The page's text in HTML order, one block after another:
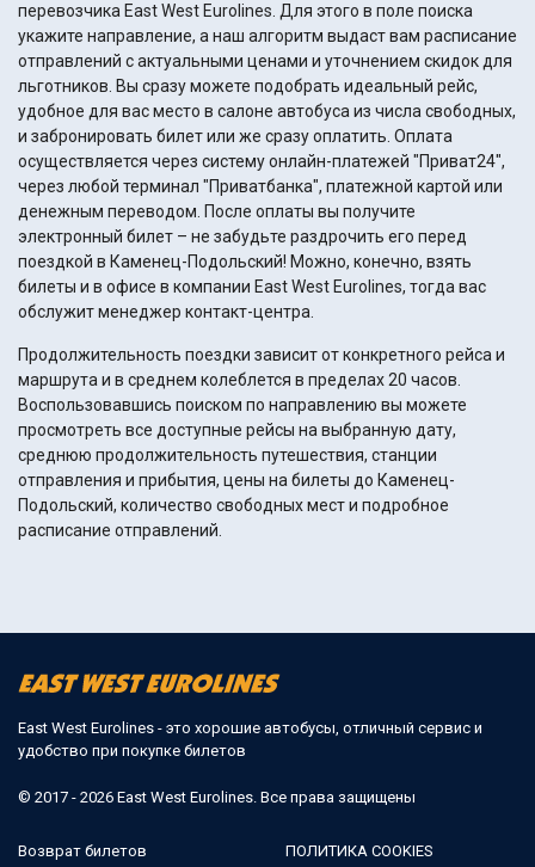
перевозчика East West Eurolines. Для этого в поле поиска
укажите направление, а наш алгоритм выдаст вам расписание
отправлений с актуальными ценами и уточнением скидок для
льготников. Вы сразу можете подобрать идеальный рейс,
удобное для вас место в салоне автобуса из числа свободных,
и забронировать билет или же сразу оплатить. Оплата
осуществляется через систему онлайн-платежей "Приват24",
через любой терминал "Приватбанка", платежной картой или
денежным переводом. После оплаты вы получите
электронный билет – не забудьте раздрочить его перед
поездкой в Каменец-Подольский! Можно, конечно, взять
билеты и в офисе в компании East West Eurolines, тогда вас
обслужит менеджер контакт-центра.
Продолжительность поездки зависит от конкретного рейса и
маршрута и в среднем колеблется в пределах 20 часов.
Воспользовавшись поиском по направлению вы можете
просмотреть все доступные рейсы на выбранную дату,
среднюю продолжительность путешествия, станции
отправления и прибытия, цены на билеты до Каменец-
Подольский, количество свободных мест и подробное
расписание отправлений.
East West Eurolines - это хорошие автобусы, отличный сервис и
удобство при покупке билетов
© 2017 - 2026 East West Eurolines. Все права защищены
Возврат билетов ПОЛИТИКА COOKIES